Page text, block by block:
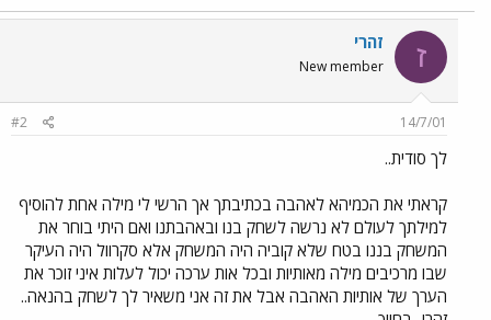
ז זהרי
New member
14/7/01
#2
לך סודית..
קראתי את הכמיהא לאהבה בכתיבתך אך הרשי לי מילה אחת להוסיף
למילתך לעולם לא נרשה לשחק בנו ובאהבתנו ואם היתי בוחר את
המשחק בננו בטח שלא קוביה היה המשחק אלא סקרוול היה העיקר
שבו מרכיבים מילה מאותיות ובכל אות ערכה יכול לעלות איני זוכר את
הערך של אותיות האהבה אבל את זה אני משאיר לך לשחק בהנאה..